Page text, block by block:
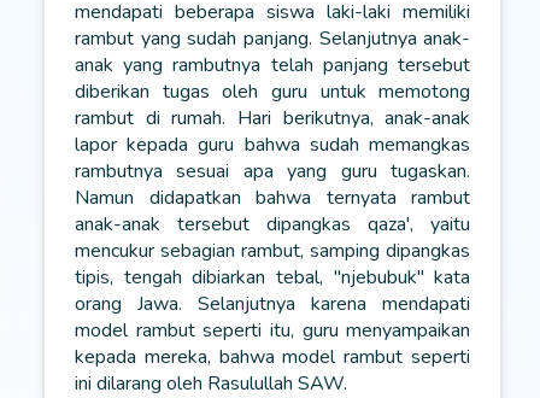
mendapati beberapa siswa laki-laki memiliki
rambut yang sudah panjang. Selanjutnya anak-
anak yang rambutnya telah panjang tersebut
diberikan tugas oleh guru untuk memotong
rambut di rumah. Hari berikutnya, anak-anak
lapor kepada guru bahwa sudah memangkas
rambutnya sesuai apa yang guru tugaskan.
Namun didapatkan bahwa ternyata rambut
anak-anak tersebut dipangkas qaza', yaitu
mencukur sebagian rambut, samping dipangkas
tipis, tengah dibiarkan tebal, "njebubuk" kata
orang Jawa. Selanjutnya karena mendapati
model rambut seperti itu, guru menyampaikan
kepada mereka, bahwa model rambut seperti
ini dilarang oleh Rasulullah SAW.